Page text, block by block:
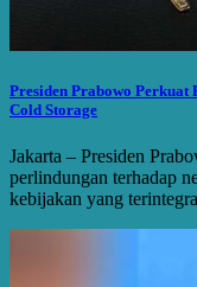
Presiden Prabowo Perkuat
Cold Storage
Jakarta – Presiden
perlindungan terhadap
kebijakan yang